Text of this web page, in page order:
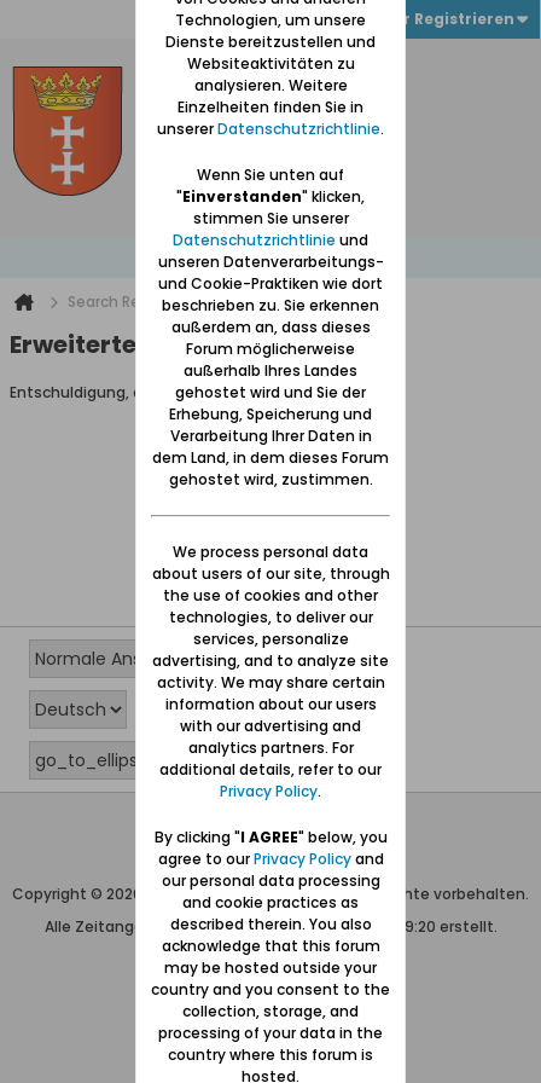
Anmelden oder Registrieren
Search Result
Erweiterte Suche
Entschuldigung, du darfst diese Seite nicht aufrufen.
Wolfgang Naujocks MMXXVI
Powered byvBulletin®
Copyright © 2026 MH Sub I, LLC dba vBulletin. Alle Rechte vorbehalten.
Alle Zeitangaben in WEZ+1. Die Seite wurde um 09:20 erstellt.
Technologien, um unsere
Dienste bereitzustellen und
Websiteaktivitäten zu
analysieren. Weitere
Einzelheiten finden Sie in
unsererDatenschutzrichtlinie.
Wenn Sie unten auf
"Einverstanden" klicken,
stimmen Sie unserer
Datenschutzrichtlinie und
unseren Datenverarbeitungs-
und Cookie-Praktiken wie dort
beschrieben zu. Sie erkennen
außerdem an, dass dieses
Forum möglicherweise
außerhalb Ihres Landes
gehostet wird und Sie der
Erhebung, Speicherung und
Verarbeitung Ihrer Daten in
dem Land, in dem dieses Forum
gehostet wird, zustimmen.
We process personal data
about users of our site, through
the use of cookies and other
technologies, to deliver our
services, personalize
advertising, and to analyze site
activity. We may share certain
information about our users
with our advertising and
analytics partners. For
additional details, refer to our
Privacy Policy.
By clicking "I AGREE" below, you
agree to ourPrivacy Policyand
our personal data processing
and cookie practices as
described therein. You also
acknowledge that this forum
may be hosted outside your
country and you consent to the
collection, storage, and
processing of your data in the
country where this forum is
hosted.